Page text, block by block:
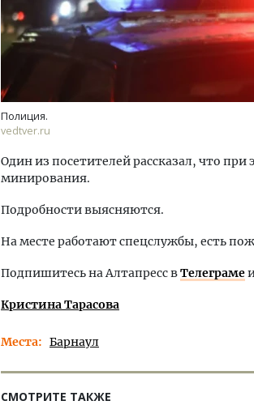
Полиция.
vedtver.ru
Один из посетителей рассказал, что
минирования.
Подробности выясняются.
На месте работают спецслужбы, есть
Подпишитесь на Алтапресс вТелеграме
Кристина Тарасова
Места Барнаул
СМОТРИТЕ ТАКЖЕ
Смелость архитектурных идей.
Генеральный директор компании
трендах в фасадах и развитии рынка